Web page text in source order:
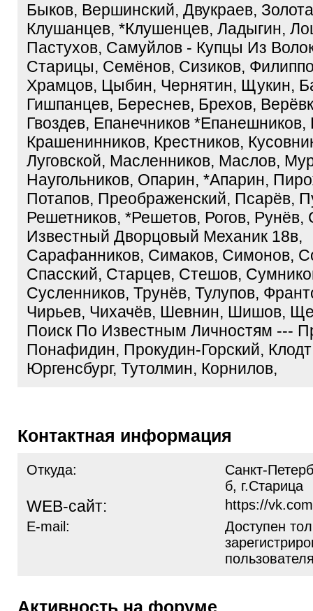
Быков, Вершинский, Двукраев,
Клушанцев, *клушенцев, Ладыгин,
Пастухов, Самуйлов - Купцы Из
Старицы, Семёнов, Сизиков,
Храмцов, Цыбин, Чернятин, Щукин,
Гишпанцев, Береснев, Брехов,
Гвоздев, Епанечников *епанешников,
Крашенинников, Крестников,
Луговской, Масленников, Маслов,
Наугольников, Опарин, *апарин,
Потапов, Преображенский, Псарёв,
Решетников, *решетов, Рогов, Рунёв,
Известный Дворцовый Механик 18в,
Сарафанников, Симаков, Симонов,
Спасский, Старцев, Стешов,
Сусленников, Трунёв, Тулупов,
Чирьев, Чихачёв, Шевнин, Шишов,
Поиск По Известным Личностям ---
Понафидин, Прокудин-Горский,
Юргенсбург, Тутолмин, Корнилов,
Контактная информация
Откуда:
Санкт-
б, г.Старица
WEB-сайт:
https://
E-mail:
Доступен
Активность на форуме